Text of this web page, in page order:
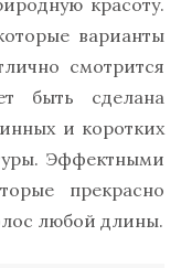
красоту.
варианты
смотрится
быть сделана
и коротких
Эффектными
прекрасно
любой длины.